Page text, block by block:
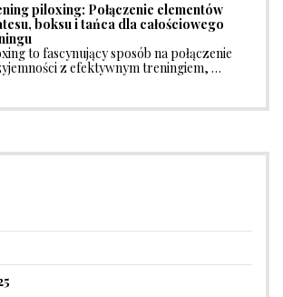
piloxing: Połączenie elementów
boksu i tańca dla całościowego
to fascynujący sposób na połączenie
z efektywnym treningiem, …